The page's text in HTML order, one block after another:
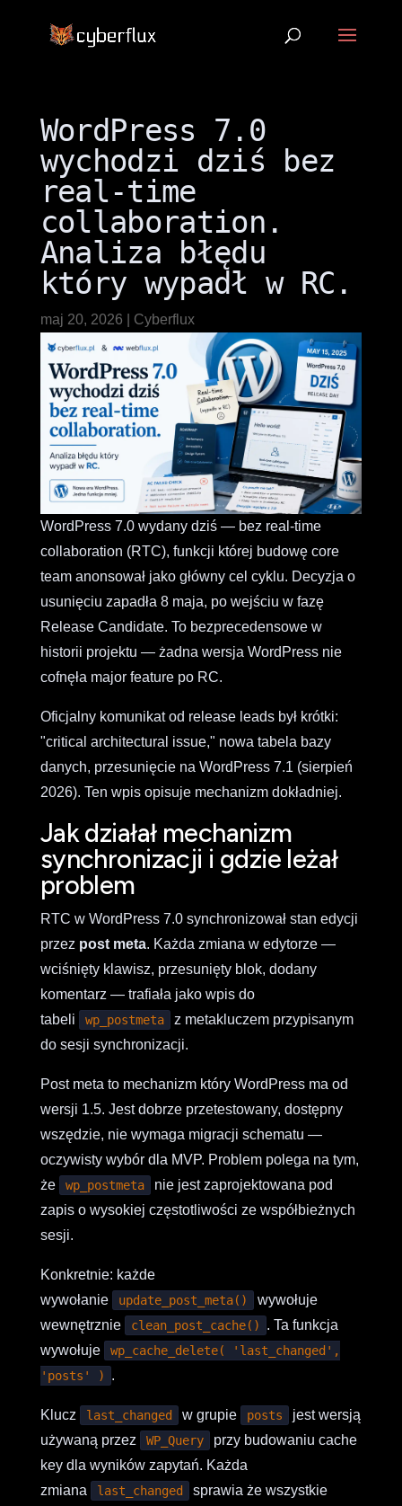
WordPress 7.0
wychodzi dziś bez
real-time
collaboration.
Analiza błędu
który wypadł w RC.
maj 20, 2026 Cyberflux
WordPress 7.0 wydany dziś — bez real-time
collaboration (RTC), funkcji której budowę core
team anonsował jako główny cel cyklu. Decyzja o
usunięciu zapadła 8 maja, po wejściu w fazę
Release Candidate. To bezprecedensowe w
historii projektu — żadna wersja WordPress nie
cofnęła major feature po RC.
Oficjalny komunikat od release leads był krótki:
"critical architectural issue," nowa tabela bazy
danych, przesunięcie na WordPress 7.1 (sierpień
2026). Ten wpis opisuje mechanizm dokładniej.
Jak działał mechanizm
synchronizacji i gdzie leżał
problem
RTC w WordPress 7.0 synchronizował stan edycji
przez post meta. Każda zmiana w edytorze —
wciśnięty klawisz, przesunięty blok, dodany
komentarz — trafiała jako wpis do
tabeli
wp_postmeta
z metakluczem przypisanym
do sesji synchronizacji.
Post meta to mechanizm który WordPress ma od
wersji 1.5. Jest dobrze przetestowany, dostępny
wszędzie, nie wymaga migracji schematu —
oczywisty wybór dla MVP. Problem polega na tym,
że
wp_postmeta
nie jest zaprojektowana pod
zapis o wysokiej częstotliwości ze współbieżnych
sesji.
Konkretnie: każde
wywołanie
update_post_meta()
wywołuje
wewnętrznie
clean_post_cache()
. Ta funkcja
wywołuje
wp_cache_delete( 'last_changed',
'posts' )
.
Klucz last_changed w grupie posts
jest wersją
używaną przez
WP_Query
przy budowaniu cache
key dla wyników zapytań. Każda
zmiana
last_changed
sprawia że wszystkie